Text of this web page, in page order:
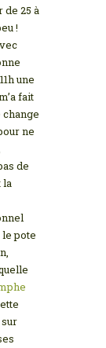
de 25 à
!
une
fait
ne
de
la
le pote